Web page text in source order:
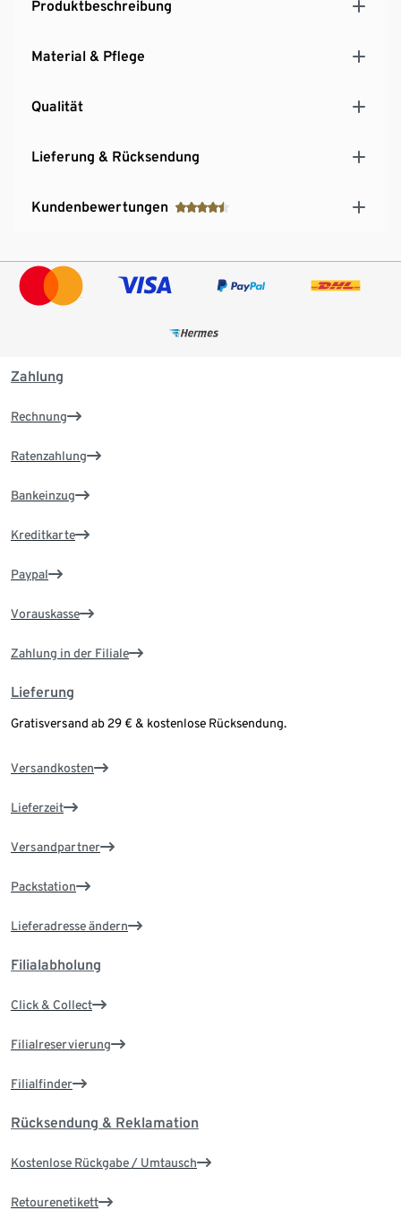
Produktbeschreibung
Material & Pflege
Qualität
Lieferung & Rücksendung
Kundenbewertungen
Zahlung
Rechnung
Ratenzahlung
Bankeinzug
Kreditkarte
Paypal
Vorauskasse
Zahlung in der Filiale
Lieferung
Gratisversand ab 29 € & kostenlose Rücksendung.
Versandkosten
Lieferzeit
Versandpartner
Packstation
Lieferadresse ändern
Filialabholung
Click & Collect
Filialreservierung
Filialfinder
Rücksendung & Reklamation
Kostenlose Rückgabe / Umtausch
Retourenetikett